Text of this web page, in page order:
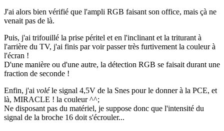
J'ai alors bien vérifié que l'ampli RGB faisant son office, mais çà ne
venait pas de là.
Puis, j'ai trifouillé la prise péritel et en l'inclinant et la triturant à
l'arrière du TV, j'ai finis par voir passer très furtivement la couleur à
l'écran !
D'une manière ou d'une autre, la détection RGB se faisait durant une
fraction de seconde !
Enfin, j'ai voléle signal 4,5V de la Snes pour le donner à la PCE, et
là, MIRACLE ! la couleur ^^;
Ne disposant pas du matériel, je suppose donc que l'intensité du
signal de la broche 16 doit s'écrouler...